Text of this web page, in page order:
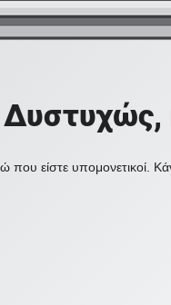
που είστε υπομονετικοί.